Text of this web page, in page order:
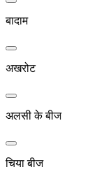
बादाम
अखरोट
अलसी के बीज
चिया बीज